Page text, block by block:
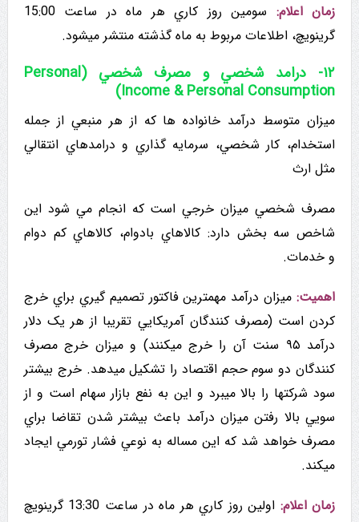
زمان اعلام:
سومین روز کاري هر ماه در ساعت 15:00
گرینویچ، اطلاعات مربوط به ماه گذشته منتشر میشود.
۱۲- درامد شخصي و مصرف شخصي (Personal
Income & Personal Consumption)
میزان متوسط درآمد خانواده ها که از هر منبعي از جمله
استخدام، كار شخصي، سرمايه گذاري و درامدهاي انتقالي
مثل ارث
مصرف شخصي میزان خرجي است که انجام مي شود این
شاخص سه بخش دارد: كالاهاي بادوام، كالاهاي کم دوام
و خدمات.
اهمیت:میزان درآمد مهمترین فاکتور تصميم گيري براي خرج
کردن است (مصرف کنندگان آمريكايي تقريبا از هر یک دلار
درآمد ۹۵ سنت آن را خرج میکنند) و میزان خرج مصرف
کنندگان دو سوم حجم اقتصاد را تشکیل میدهد. خرج بیشتر
سود شرکتها را بالا میبرد و این به نفع بازار سهام است و از
سويي بالا رفتن میزان درآمد باعث بیشتر شدن تقاضا براي
مصرف خواهد شد که این مساله به نوعي فشار تورمي ایجاد
میکند.
زمان اعلام:
اولين روز كاري هر ماه در ساعت 13:30 گرینویچ